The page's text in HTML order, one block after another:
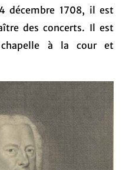
décembre 1708, il est
des concerts. Il est
à la cour et